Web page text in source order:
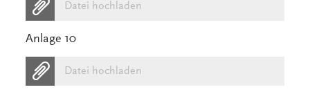
Datei hochladen
Anlage 10
Datei hochladen